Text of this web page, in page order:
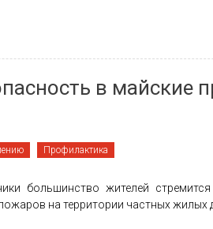
в майские
Профилактика
большинство жителей
на территории частных жилых